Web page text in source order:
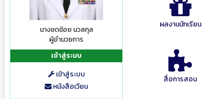
นางชดช้อย นวลกุล
ผู้อำนวยการ
เข้าสู่ระบบ
เข้าสู่ระบบ
หนังสือเวียน
ผลงานนักเรียน
สื่อการสอน